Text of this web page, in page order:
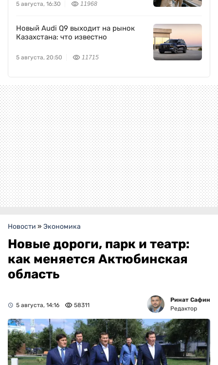
5 августа, 16:30 11968
Новый Audi Q9 выходит на рынок
Казахстана: что известно
5 августа, 20:50 11715
Новости » Экономика
Новые дороги, парк и театр:
как меняется Актюбинская
область
5 августа, 14:16 58311
Ринат Сафин
Редактор